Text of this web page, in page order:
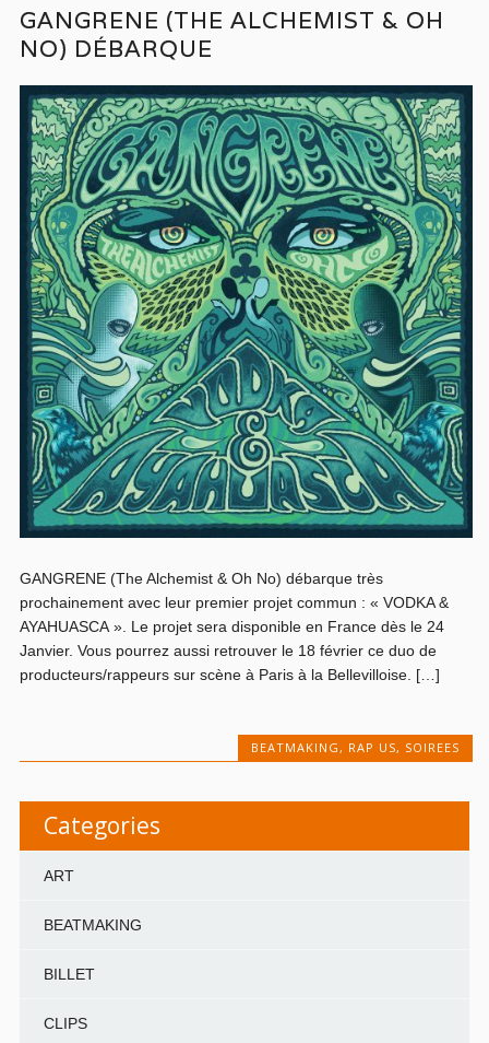
GANGRENE (THE ALCHEMIST & OH
NO) DÉBARQUE
GANGRENE (The Alchemist & Oh No) débarque très
prochainement avec leur premier projet commun : « VODKA &
AYAHUASCA ». Le projet sera disponible en France dès le 24
Janvier. Vous pourrez aussi retrouver le 18 février ce duo de
producteurs/rappeurs sur scène à Paris à la Bellevilloise. […]
BEATMAKING, RAP US, SOIREES
Categories
ART
BEATMAKING
BILLET
CLIPS